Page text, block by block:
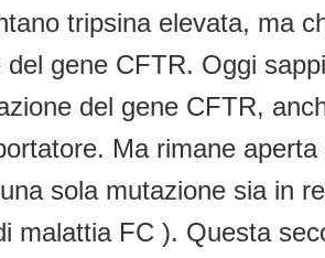
tripsina elevata, ma
gene CFTR. Oggi
del gene CFTR,
Ma rimane
sola mutazione sia in
malattia FC ). Questa